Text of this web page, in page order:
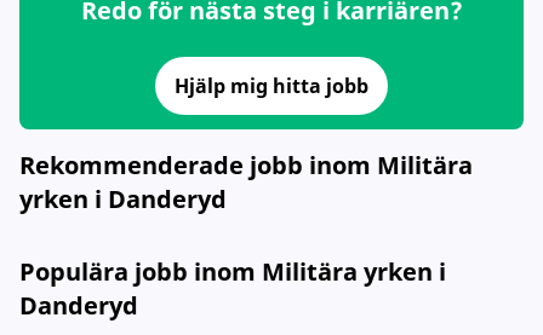
Redo för nästa steg i karriären?
Hjälp mig hitta jobb
Rekommenderade jobb inom Militära
yrken i Danderyd
Populära jobb inom Militära yrken i
Danderyd